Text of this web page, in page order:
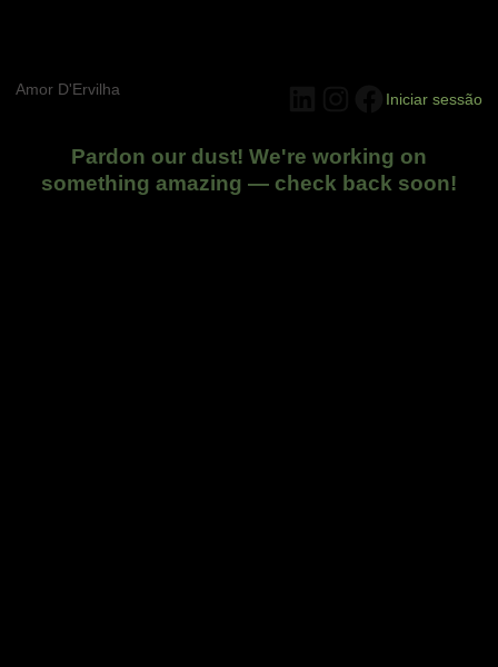
Amor D'Ervilha Instagram
Facebook
Iniciar sessão
Pardon our dust! We're working on
something amazing — check back soon!